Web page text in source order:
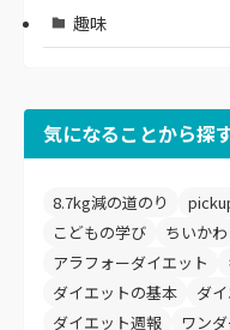
趣味
気になることから探
8.7kg減の道のり
こどもの学び
ちいかわ
アラフォーダイエット
ダイエットの基本
ダ
ダイエット週報
ワン